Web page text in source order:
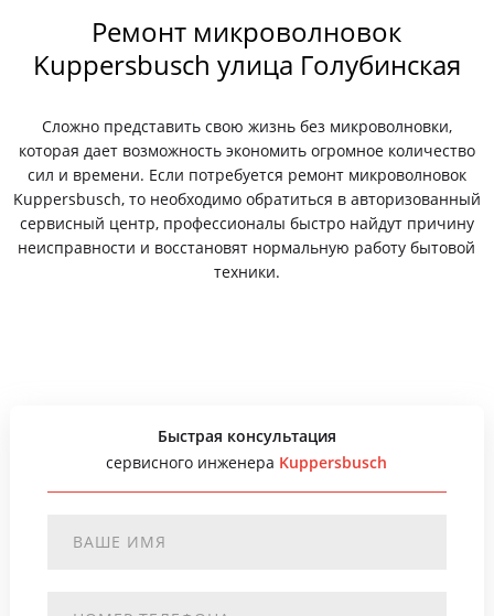
Ремонт микроволновок
Kuppersbusch улица Голубинская
Сложно представить свою жизнь без микроволновки,
которая дает возможность экономить огромное количество
сил и времени. Если потребуется ремонт микроволновок
Kuppersbusch, то необходимо обратиться в авторизованный
сервисный центр, профессионалы быстро найдут причину
неисправности и восстановят нормальную работу бытовой
техники.
Быстрая консультация
сервисного инженера Kuppersbusch